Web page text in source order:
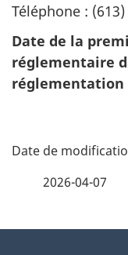
Téléphone :
Date de la
réglementaire
réglementation
D
2026-04-07